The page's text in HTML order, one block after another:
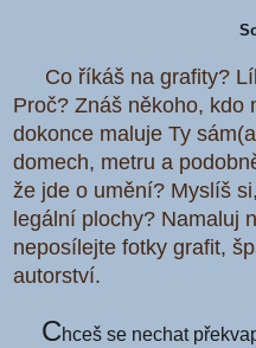
Co říkáš na grafity?
Proč? Znáš někoho, kdo
dokonce maluje Ty
domech, metru a
že jde o umění? Myslíš
legální plochy? Namaluj
neposílejte fotky grafit,
autorství.
Chceš se nechat